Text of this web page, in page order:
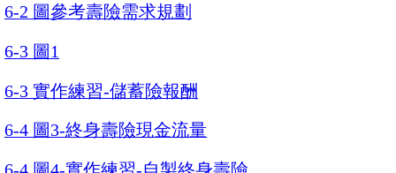
6-2 圖參考壽險需求規劃
6-3 圖1
6-3 實作練習-儲蓄險報酬
6-4 圖3-終身壽險現金流量